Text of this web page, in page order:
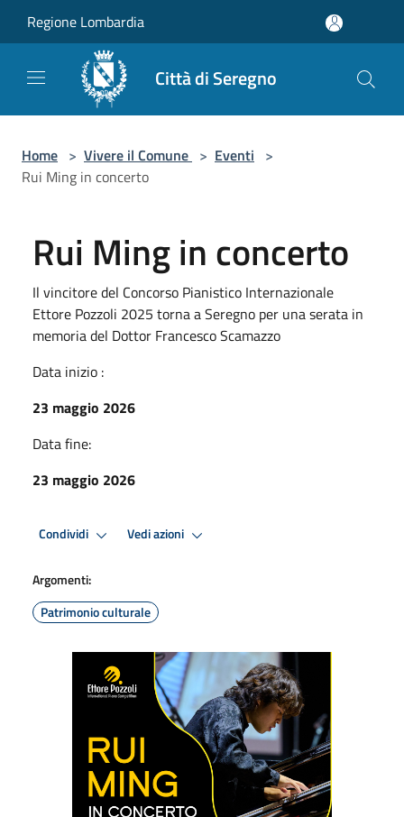
Regione Lombardia
Città di Seregno
Home > Vivere il Comune > Eventi >
Rui Ming in concerto
Rui Ming in concerto
Il vincitore del Concorso Pianistico Internazionale
Ettore Pozzoli 2025 torna a Seregno per una serata in
memoria del Dottor Francesco Scamazzo
Data inizio :
23 maggio 2026
Data fine:
23 maggio 2026
Condividi Vedi azioni
Argomenti:
Patrimonio culturale